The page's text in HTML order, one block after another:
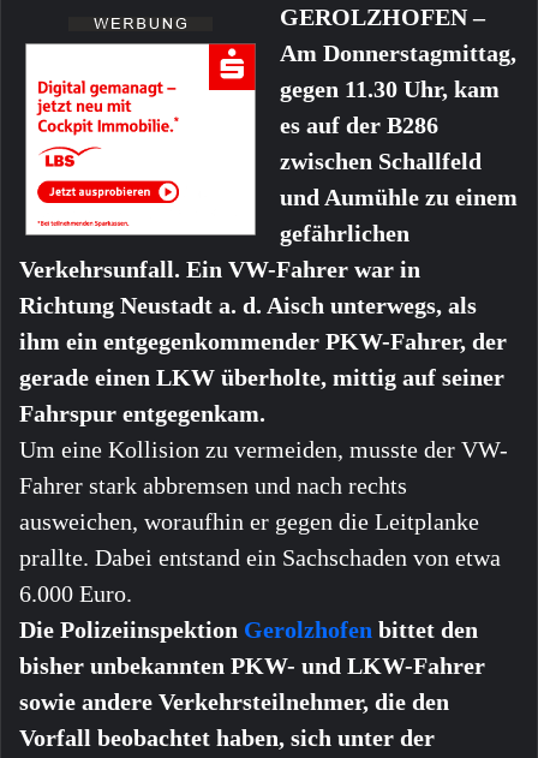
GEROLZHOFEN –
Am Donnerstagmittag,
gegen 11.30 Uhr, kam
es auf der B286
zwischen Schallfeld
und Aumühle zu einem
gefährlichen
Verkehrsunfall. Ein VW-Fahrer war in
Richtung Neustadt a. d. Aisch unterwegs, als
ihm ein entgegenkommender PKW-Fahrer, der
gerade einen LKW überholte, mittig auf seiner
Fahrspur entgegenkam.
Um eine Kollision zu vermeiden, musste der VW-
Fahrer stark abbremsen und nach rechts
ausweichen, woraufhin er gegen die Leitplanke
prallte. Dabei entstand ein Sachschaden von etwa
6.000 Euro.
Die Polizeiinspektion Gerolzhofen bittet den
bisher unbekannten PKW- und LKW-Fahrer
sowie andere Verkehrsteilnehmer, die den
Vorfall beobachtet haben, sich unter der